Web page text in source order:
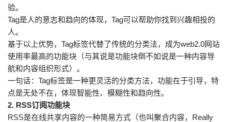
验。
Tag是人的意志和趋向的体现，Tag可以帮助你找到兴趣相投的
人。
基于以上优势，Tag标签代替了传统的分类法，成为web2.0网站
使用率最高的功能块（与其说是功能块倒不如说是一种内容导
航和内容组织形式）。
一句话：Tag标签是一种更灵活的分类方法，功能在于引导，特
点是无处不在，体现智能性、模糊性和趋向性。
2. RSS订阅功能块
RSS是在线共享内容的一种简易方式（也叫聚合内容，Really